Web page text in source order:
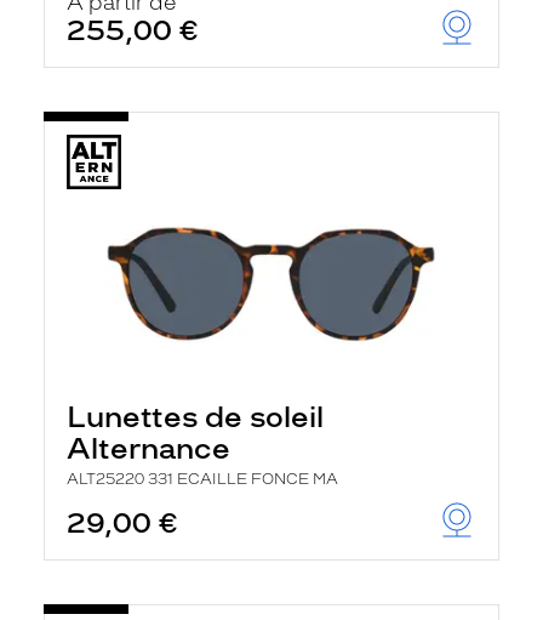
255,00 €
Lunettes de soleil
Alternance
ALT25220 331 ECAILLE FONCE MA
29,00 €